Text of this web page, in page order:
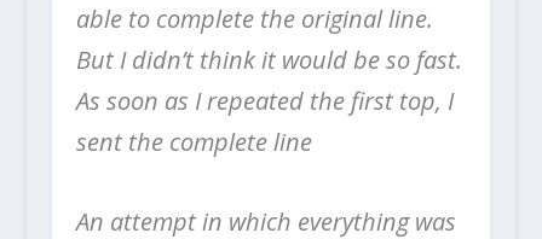
able to complete the original line.
But I didn’t think it would be so fast.
As soon as I repeated the first top, I
sent the complete line
An attempt in which everything was